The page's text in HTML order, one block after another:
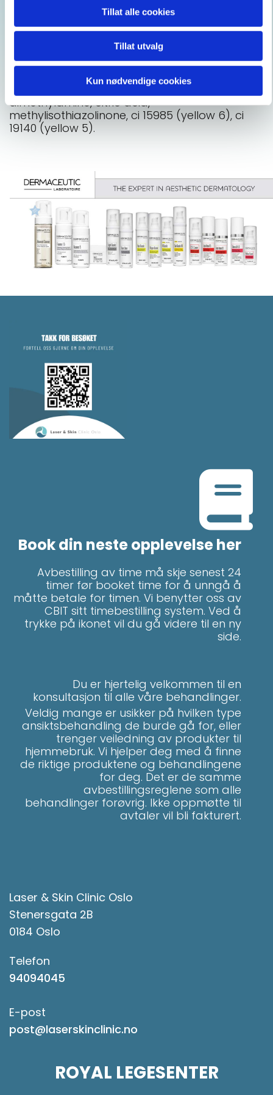
Tillat alle cookies
Tillat utvalg
Kun nødvendige cookies
Water (Aqua), glycolic acid, glycerin,
cocamidopropyl betaine, sodium hydroxide,
polysorbate 80, propylene glycol, sodium
laureth sulfate, methylpropanediol,
glycyrrhetinic acid, dipotassium glycyrrhizate,
cocamidopropyl betainamide mea chloride,
potassium sorbate, cocamidopropyl
dimethylamine, citric acid,
methylisothiazolinone, ci 15985 (yellow 6), ci
19140 (yellow 5).
Book din neste opplevelse her
Avbestilling av time må skje senest 24
timer før booket time for å unngå å
måtte betale for timen. Vi benytter oss av
CBIT sitt timebestilling system. Ved å
trykke på ikonet vil du gå videre til en ny
side.
Du er hjertelig velkommen til en
konsultasjon til alle våre behandlinger.
Veldig mange er usikker på hvilken type
ansiktsbehandling de burde gå for, eller
trenger veiledning av produkter til
hjemmebruk. Vi hjelper deg med å finne
de riktige produktene og behandlingene
for deg. Det er de samme
avbestillingsreglene som alle
behandlinger forøvrig. Ikke oppmøtte til
avtaler vil bli fakturert.
Laser & Skin Clinic Oslo
Stenersgata 2B
0184 Oslo
Telefon
94094045
E-post
post@laserskinclinic.no
ROYAL LEGESENTER